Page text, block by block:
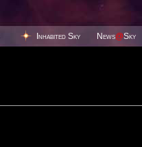
Inhabited Sky News@Sky